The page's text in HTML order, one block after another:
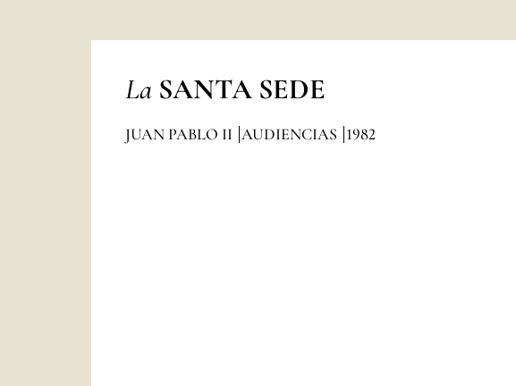
La SANTA SEDE
JUAN PABLO II AUDIENCIAS 1982